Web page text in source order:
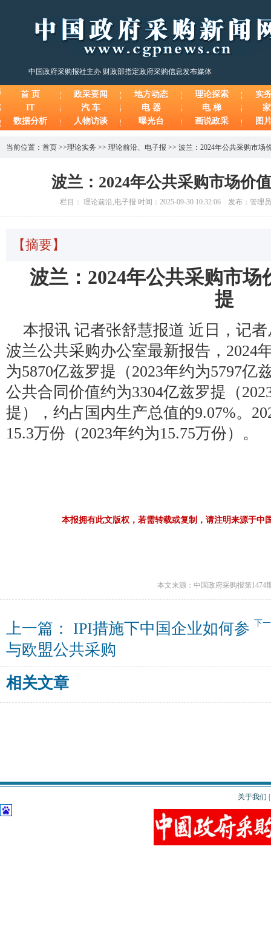
中国政府采购报社主办 财政部指定政府采购信息发布媒体
首 页 政采要闻 地方动态 理论探索
实
IT
汽 车 电 器 电 梯
数据分析
人物访谈 曝光台 画说政采 图
当前位置： 首页 >>理论实务 >> 理论前沿、 电子报 >> 波兰：2024年公共采购市场
波兰：2024年公共采购市场价
栏目： 理论前沿,电子报 时间：2025-09-30 10:32:06 发布：管理
【摘要】
波兰：2024年公共采购市场
提
本报讯 记者张舒慧报道 近日，记
波兰公共采购办公室最新报告，2024
为5870亿兹罗提（2023年约为5797亿
公共合同价值约为3304亿兹罗提（
提），约占国内生产总值的9.07%。
15.3万份（2023年约为15.75万份）。
本报拥有此文版权，若需转载或复制，请注明来源于
本文来源：中国政府采购报第1474
下
上一篇： IPI措施下中国企业如何参
与欧盟公共采购
相关文章
关于我们